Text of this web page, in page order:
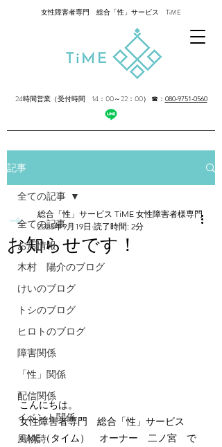
女性障害者専門 総合「性」サービス TiME
24時間営業（受付時間 14：00～22：00） ☎： 080-9751-0560
記事
全ての記事
お店情報
木村 陽介のブログ
けいのブログ
トシのブログ
ヒロトのブログ
障害関係
「性」関係
配信関係
イベント関係
風物詩
全ての記事
お知らせです！
総合「性」サービス TiME 女性障害者様専門
2023年9月19日 読了時間: 2分
こんにちは。
女性障害者専門　総合「性」サービス
TiME（タイム）　オーナー　二ノ宮　で